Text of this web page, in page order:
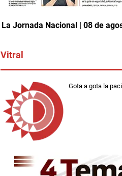
La Jornada Nacional | 08 de
Vitral
Gota a gota la